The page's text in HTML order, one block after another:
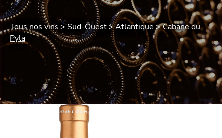
Tous nos vins Sud-Ouest Atlantique
Cabane du
Pyla